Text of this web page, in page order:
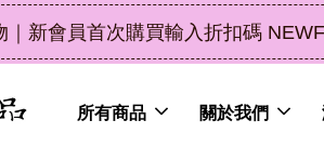
中秋禮盒新上市｜橘皮植
所有商品 關於我們